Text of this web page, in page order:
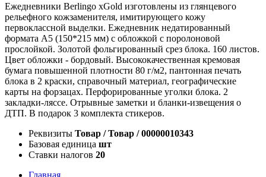
Ежедневники Berlingo xGold изготовлены из глянцевого
рельефного кожзаменителя, имитирующего кожу
первоклассной выделки. Ежедневник недатированный
формата A5 (150*215 мм) с обложкой с поролоновой
прослойкой. Золотой фольгированный срез блока. 160 листов.
Цвет обложки - бордовый. Высококачественная кремовая
бумага повышенной плотности 80 г/м2, пантонная печать
блока в 2 краски, справочный материал, географические
карты на форзацах. Перфорированные уголки блока. 2
закладки-ляссе. Отрывные заметки и бланки-извещения о
ДТП. В подарок 3 комплекта стикеров.
Реквизиты Товар / Товар / 00000010343
Базовая единица шт
Ставки налогов 20
Главная